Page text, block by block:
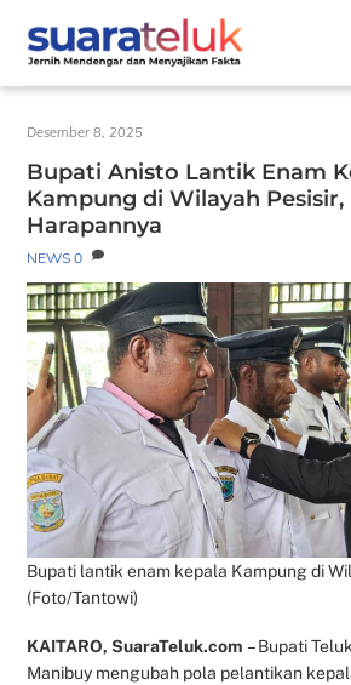
content
Desember 8, 2025
Bupati Anisto Lantik Enam
Kampung di Wilayah Pesisir,
Harapannya
NEWS 0
Bupati lantik enam kepala Kampung di
(Foto/Tantowi)
KAITARO, SuaraTeluk.com– Bupati
Manibuy mengubah pola pelantikan